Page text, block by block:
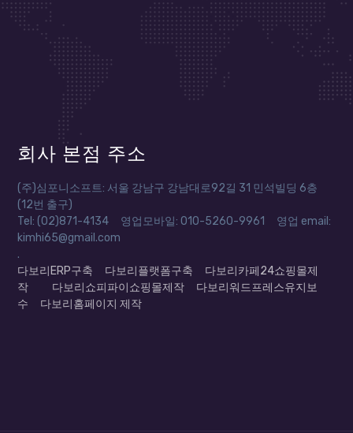
회사 본점 주소
(주)심포니소프트: 서울 강남구 강남대로92길 31 민석빌딩 6층
(12번 출구)
Tel: (02)871-4134 영업모바일: 010-5260-9961 영업 email:
kimhi65@gmail.com
.
다보리ERP구축
다보리플랫폼구축
다보리카페24쇼핑몰제
작
다보리쇼피파이쇼핑몰제작
다보리워드프레스유지보
수
다보리홈페이지 제작